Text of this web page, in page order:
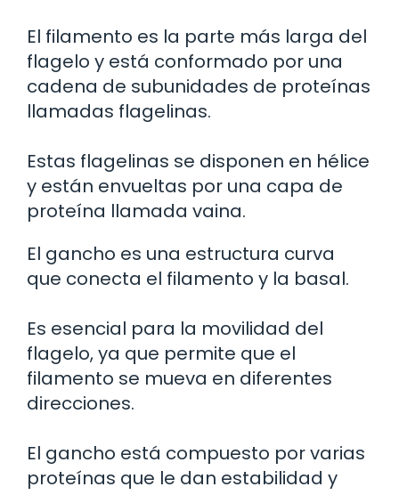
El filamento es la parte más larga del
flagelo y está conformado por una
cadena de subunidades de proteínas
llamadas flagelinas.
Estas flagelinas se disponen en hélice
y están envueltas por una capa de
proteína llamada vaina.
El gancho es una estructura curva
que conecta el filamento y la basal.
Es esencial para la movilidad del
flagelo, ya que permite que el
filamento se mueva en diferentes
direcciones.
El gancho está compuesto por varias
proteínas que le dan estabilidad y